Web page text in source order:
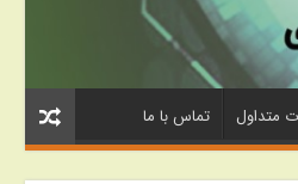
متداول تماس با ما